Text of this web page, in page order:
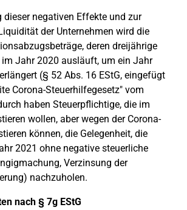
dieser negativen Effekte und zur
der Unternehmen wird die
deren dreijährige
Jahr 2020 ausläuft, um ein Jahr
(§ 52 Abs. 16 EStG, eingefügt
Corona-Steuerhilfegesetz" vom
haben Steuerpflichtige, die im
wollen, aber wegen der Corona-
können, die Gelegenheit, die
2021 ohne negative steuerliche
Verzinsung der
nachzuholen.
nach § 7g EStG